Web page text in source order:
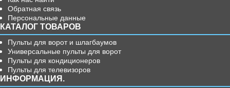
Обратная связь
Персональные данные
КАТАЛОГ ТОВАРОВ
Пульты для ворот и шлагбаумов
Универсальные пульты для ворот
Пульты для кондиционеров
Пульты для телевизоров
ИНФОРМАЦИЯ.